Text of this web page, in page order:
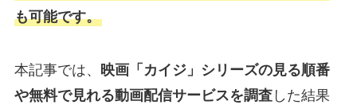
も可能です。
本記事では、 映画「カイジ」 シリーズの見る順番
や無料で見れる動画配信サービスを調査した結果